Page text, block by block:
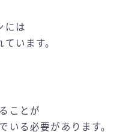
には
います。
ことが
いる必要があります。